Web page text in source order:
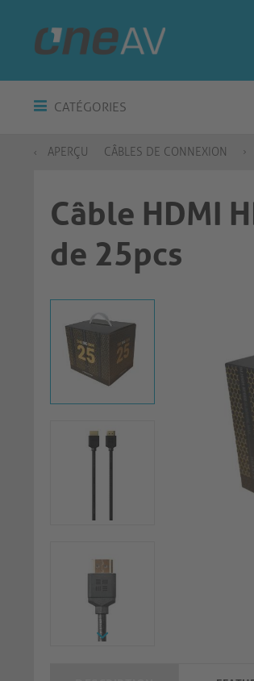
CATÉGORIES
APERÇU CÂBLES DE CONNEXION
Câble HDMI
de 25pcs